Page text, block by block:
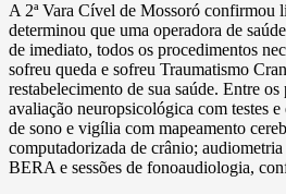
A 2ª Vara Cível de Mossoró confirmou
determinou que uma operadora de
de imediato, todos os procedimentos
sofreu queda e sofreu Traumatismo
restabelecimento de sua saúde. Entre os
avaliação neuropsicológica com testes
de sono e vigília com mapeamento
computadorizada de crânio;
BERA e sessões de fonoaudiologia,